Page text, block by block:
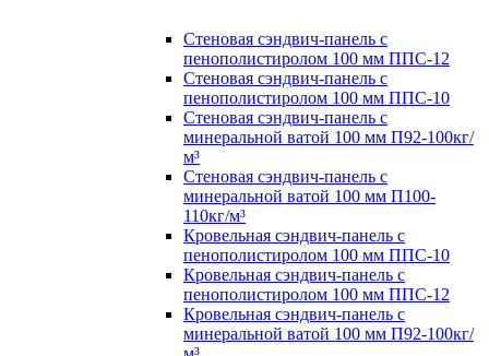
Стеновая сэндвич-панель с
пенополистиролом 100 мм ППС-12
Стеновая сэндвич-панель с
пенополистиролом 100 мм ППС-10
Стеновая сэндвич-панель с
минеральной ватой 100 мм П92-100кг/
м³
Стеновая сэндвич-панель с
минеральной ватой 100 мм П100-
110кг/м³
Кровельная сэндвич-панель с
пенополистиролом 100 мм ППС-10
Кровельная сэндвич-панель с
пенополистиролом 100 мм ППС-12
Кровельная сэндвич-панель с
минеральной ватой 100 мм П92-100кг/